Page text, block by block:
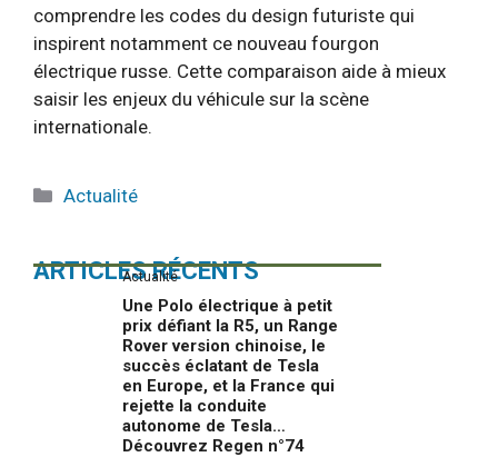
comprendre les codes du design futuriste qui
inspirent notamment ce nouveau fourgon
électrique russe. Cette comparaison aide à mieux
saisir les enjeux du véhicule sur la scène
internationale.
Catégories
Actualité
ARTICLES RÉCENTS
Actualité
Une Polo électrique à petit
prix défiant la R5, un Range
Rover version chinoise, le
succès éclatant de Tesla
en Europe, et la France qui
rejette la conduite
autonome de Tesla…
Découvrez Regen n°74